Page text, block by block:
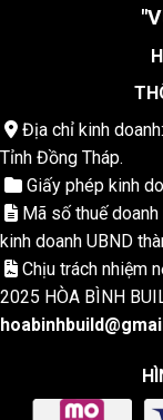
Địa chỉ kinh
Tỉnh Đồng Tháp.
Giấy phép kinh
Mã số thuế
kinh doanh UBND
Chịu trách nhiệm
2025 HÒA BÌNH
hoabinhbuild